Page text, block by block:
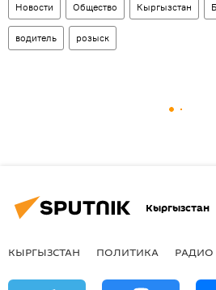
Новости Общество Кыргызстан
водитель розыск
Кыргызстан
КЫРГЫЗСТАН ПОЛИТИКА РАДИО